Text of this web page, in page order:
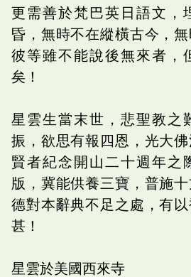
更需善於梵巴英日語文，
昏，無時不在縱橫古今，無
彼等雖不能說後無來者，
矣！
星雲生當末世，悲聖教之
振，欲思有報四恩，光大
賢者紀念開山二十週年之
版，冀能供養三寶，普施
德對本辭典不足之處，有
甚！
星雲於美國西來寺